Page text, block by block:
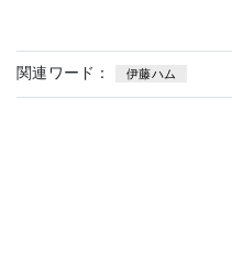
関連ワード： 伊藤ハム